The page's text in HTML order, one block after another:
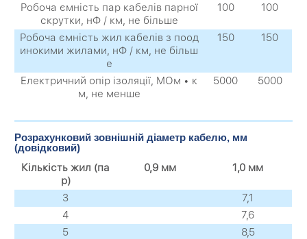
Робоча ємність пар кабелів парної
скрутки, нФ / км, не більше
100 100
Робоча ємність жил кабелів з поод
инокими жилами, нФ / км, не більш
е
150 150
Електричний опір ізоляції, МОм • к
м, не менше
5000 5000
Розрахунковий зовнішній діаметр кабелю, мм
(довідковий)
Кількість жил (па
р)
0,9 мм 1,0 мм
3
7,1
4
7,6
5
8,5